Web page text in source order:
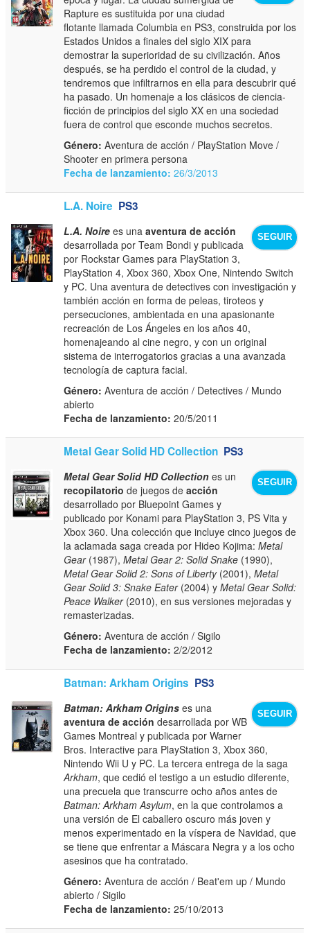
Rapture es sustituida por una ciudad
flotante llamada Columbia en PS3, construida por los
Estados Unidos a finales del siglo XIX para
demostrar la superioridad de su civilización. Años
después, se ha perdido el control de la ciudad, y
tendremos que infiltrarnos en ella para descubrir qué
ha pasado. Un homenaje a los clásicos de ciencia-
ficción de principios del siglo XX en una sociedad
fuera de control que esconde muchos secretos.
Género: Aventura de acción / PlayStation Move /
Shooter en primera persona
Fecha de lanzamiento: 26/3/2013
L.A. Noire PS3
SEGUIR
L.A. Noire es unaaventura de acción
desarrollada por Team Bondi y publicada
por Rockstar Games para PlayStation 3,
PlayStation 4, Xbox 360, Xbox One, Nintendo Switch
y PC. Una aventura de detectives con investigación y
también acción en forma de peleas, tiroteos y
persecuciones, ambientada en una apasionante
recreación de Los Ángeles en los años 40,
homenajeando al cine negro, y con un original
sistema de interrogatorios gracias a una avanzada
tecnología de captura facial.
Género: Aventura de acción / Detectives / Mundo
abierto
Fecha de lanzamiento: 20/5/2011
Metal Gear Solid HD Collection PS3
SEGUIR
Metal Gear Solid HD Collection es un
recopilatorio de juegos deacción
desarrollado por Bluepoint Games y
publicado por Konami para PlayStation 3, PS Vita y
Xbox 360. Una colección que incluye cinco juegos de
la aclamada saga creada por Hideo Kojima:Metal
Gear(1987),Metal Gear 2: Solid Snake (1990),
Metal Gear Solid 2: Sons of Liberty(2001),Metal
Gear Solid 3: Snake Eater(2004) yMetal Gear Solid:
Peace Walker(2010), en sus versiones mejoradas y
remasterizadas.
Género: Aventura de acción / Sigilo
Fecha de lanzamiento: 2/2/2012
Batman: Arkham Origins PS3
SEGUIR
Batman: Arkham Origins es una
aventura de acción desarrollada por WB
Games Montreal y publicada por Warner
Bros. Interactive para PlayStation 3, Xbox 360,
Nintendo Wii U y PC. La tercera entrega de la saga
Arkham, que cedió el testigo a un estudio diferente,
una precuela que transcurre ocho años antes de
Batman: Arkham Asylum, en la que controlamos a
una versión de El caballero oscuro más joven y
menos experimentado en la víspera de Navidad, que
se tiene que enfrentar a Máscara Negra y a los ocho
asesinos que ha contratado.
Género: Aventura de acción / Beat'em up / Mundo
abierto / Sigilo
Fecha de lanzamiento: 25/10/2013